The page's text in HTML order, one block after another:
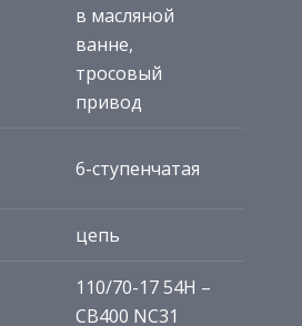
в масляной
ванне,
тросовый
привод
6-ступенчатая
цепь
110/70-17 54H –
CB400 NC31